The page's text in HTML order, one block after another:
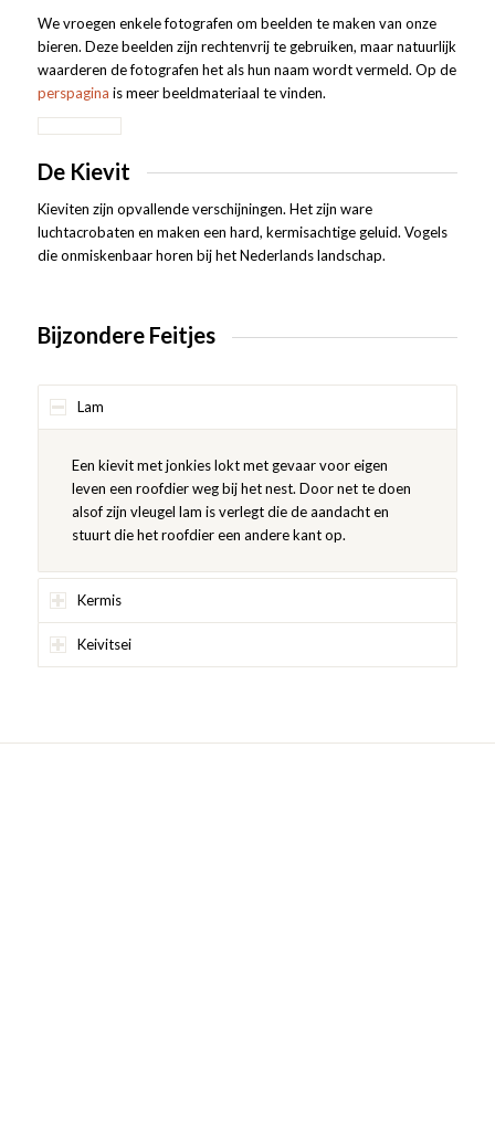
We vroegen enkele fotografen om beelden te maken van onze
bieren. Deze beelden zijn rechtenvrij te gebruiken, maar natuurlijk
waarderen de fotografen het als hun naam wordt vermeld. Op de
perspagina is meer beeldmateriaal te vinden.
De Kievit
Kieviten zijn opvallende verschijningen. Het zijn ware
luchtacrobaten en maken een hard, kermisachtige geluid. Vogels
die onmiskenbaar horen bij het Nederlands landschap.
Bijzondere Feitjes
Lam
Een kievit met jonkies lokt met gevaar voor eigen
leven een roofdier weg bij het nest. Door net te doen
alsof zijn vleugel lam is verlegt die de aandacht en
stuurt die het roofdier een andere kant op.
Kermis
Keivitsei